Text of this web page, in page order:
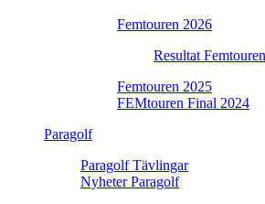
Femtouren 2026
Resultat
Femtouren 2025
FEMtouren Final 2024
Paragolf
Paragolf Tävlingar
Nyheter Paragolf